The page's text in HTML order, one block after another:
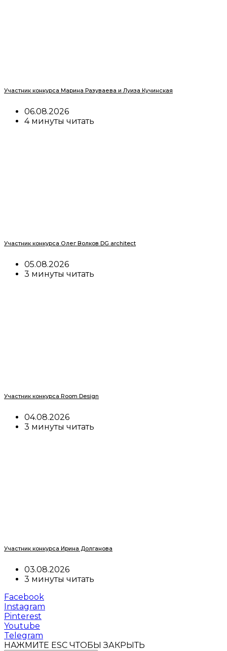
Участник конкурса Марина Разуваева и Луиза Кучинская
06.08.2026
4 минуты читать
Участник конкурса Олег Волков DG architect
05.08.2026
3 минуты читать
Участник конкурса Room Design
04.08.2026
3 минуты читать
Участник конкурса Ирина Долганова
03.08.2026
3 минуты читать
Facebook
Instagram
Pinterest
Youtube
Telegram
НАЖМИТЕ ESC ЧТОБЫ ЗАКРЫТЬ